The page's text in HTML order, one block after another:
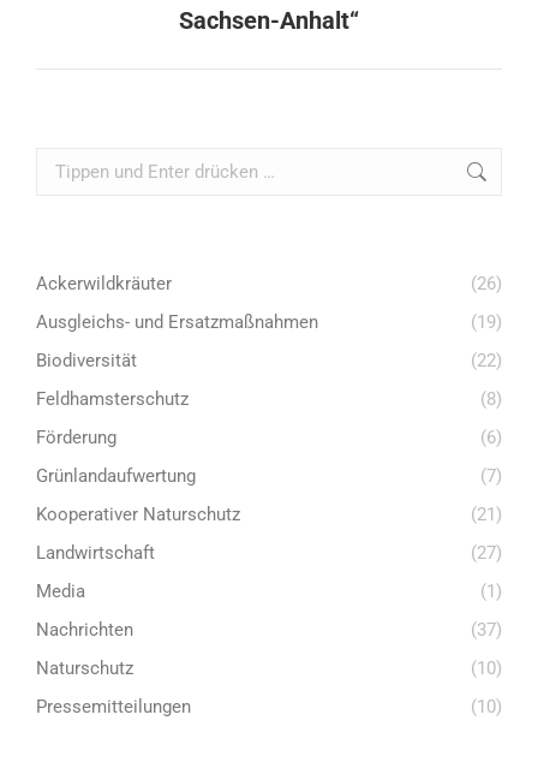
Sachsen-Anhalt“
Ackerwildkräuter
(26)
Ausgleichs- und Ersatzmaßnahmen
(19)
Biodiversität
(22)
Feldhamsterschutz
(8)
Förderung
(6)
Grünlandaufwertung
(7)
Kooperativer Naturschutz
(21)
Landwirtschaft
(27)
Media
(1)
Nachrichten
(37)
Naturschutz
(10)
Pressemitteilungen
(10)